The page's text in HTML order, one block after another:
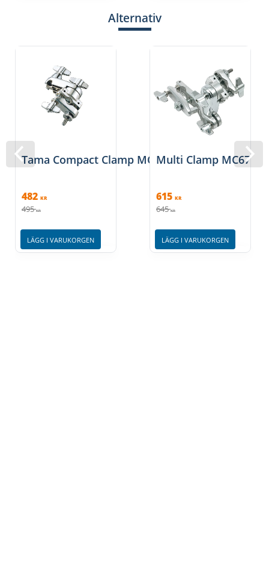
Alternativ
Tama Compact Clamp MC7
482 KR
495 KR
LÄGG I VARUKORGEN
Multi Clamp MC67
615 KR
645 KR
LÄGG I VARUKORGEN